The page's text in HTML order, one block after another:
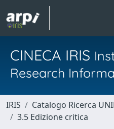
CINECA IRIS
Research
IRIS Catalogo Ricerca
3.5 Edizione critica